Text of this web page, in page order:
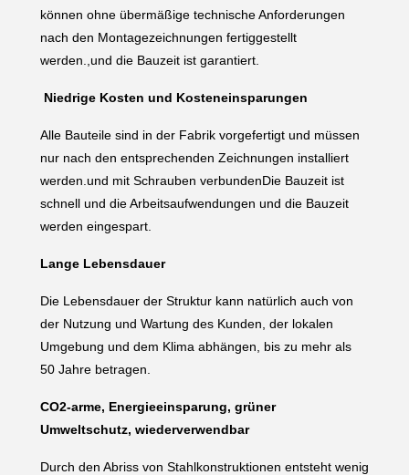
können ohne übermäßige technische Anforderungen
nach den Montagezeichnungen fertiggestellt
werden.,und die Bauzeit ist garantiert.
Niedrige Kosten und Kosteneinsparungen
Alle Bauteile sind in der Fabrik vorgefertigt und müssen
nur nach den entsprechenden Zeichnungen installiert
werden.und mit Schrauben verbundenDie Bauzeit ist
schnell und die Arbeitsaufwendungen und die Bauzeit
werden eingespart.
Lange Lebensdauer
Die Lebensdauer der Struktur kann natürlich auch von
der Nutzung und Wartung des Kunden, der lokalen
Umgebung und dem Klima abhängen, bis zu mehr als
50 Jahre betragen.
CO2-arme, Energieeinsparung, grüner
Umweltschutz, wiederverwendbar
Durch den Abriss von Stahlkonstruktionen entsteht wenig